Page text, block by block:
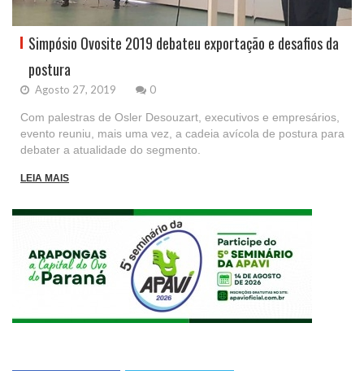
Simpósio Ovosite 2019 debateu exportação e desafios da
postura
Agosto 27, 2019 0
Com palestras de Osler Desouzart, executivos e empresários,
evento reuniu, mais uma vez, a cadeia avícola de postura para
debater a atualidade do segmento.
LEIA MAIS